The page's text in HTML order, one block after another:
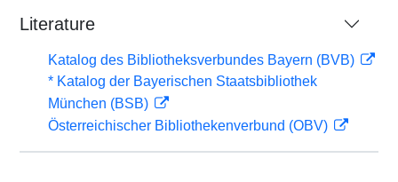
Literature
Katalog des Bibliotheksverbundes Bayern (BVB)
* Katalog der Bayerischen Staatsbibliothek
München (BSB)
Österreichischer Bibliothekenverbund (OBV)